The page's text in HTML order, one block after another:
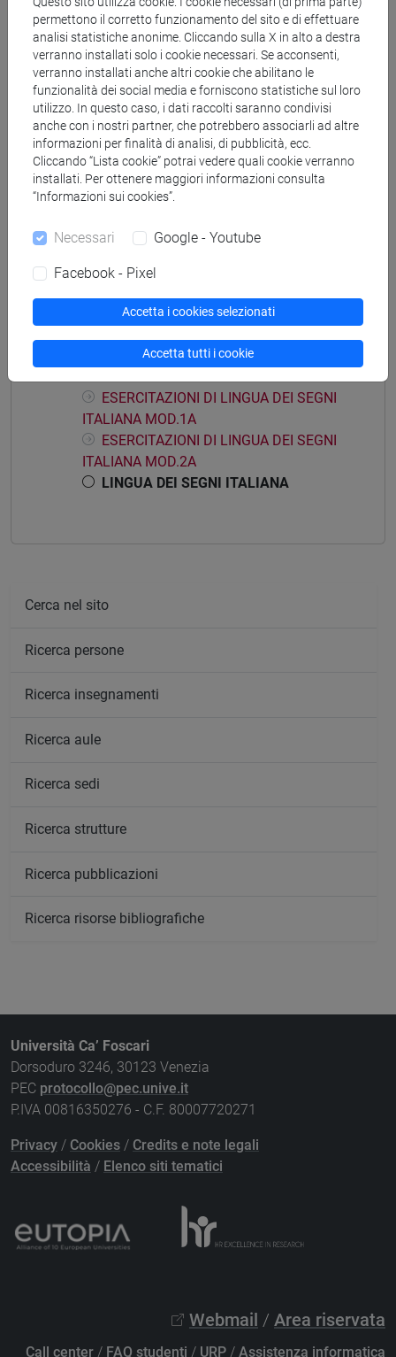
magistrale (DM270)
scienze del linguaggio
[LM7] INTERPRETARIATO E TRADUZIONE
EDITORIALE, SETTORIALE - Laurea magistrale
(DM270)
inglese-spagnolo
LINGUA DEI SEGNI ITALIANA [LM0016]
Struttura generale dell'insegnamento
ESERCITAZIONI DI LINGUA DEI SEGNI
ITALIANA MOD.1A
ESERCITAZIONI DI LINGUA DEI SEGNI
ITALIANA MOD.2A
LINGUA DEI SEGNI ITALIANA
Cerca nel sito
Ricerca persone
Ricerca insegnamenti
Ricerca aule
Ricerca sedi
Ricerca strutture
Ricerca pubblicazioni
Ricerca risorse bibliografiche
Università Ca’ Foscari
Dorsoduro 3246, 30123 Venezia
PEC protocollo@pec.unive.it
P.IVA 00816350276 - C.F. 80007720271
Privacy / Cookies / Credits e note legali
Accessibilità / Elenco siti tematici
Webmail / Area riservata
Call center / FAQ studenti / URP / Assistenza informatica
permettono il corretto funzionamento del sito e di effettuare
analisi statistiche anonime. Cliccando sulla X in alto a destra
verranno installati solo i cookie necessari. Se acconsenti,
verranno installati anche altri cookie che abilitano le
funzionalità dei social media e forniscono statistiche sul loro
utilizzo. In questo caso, i dati raccolti saranno condivisi
anche con i nostri partner, che potrebbero associarli ad altre
informazioni per finalità di analisi, di pubblicità, ecc.
Cliccando “Lista cookie” potrai vedere quali cookie verranno
installati. Per ottenere maggiori informazioni consulta
“Informazioni sui cookies”.
Necessari Google - Youtube
Facebook - Pixel
Accetta i cookies selezionati
Accetta tutti i cookie